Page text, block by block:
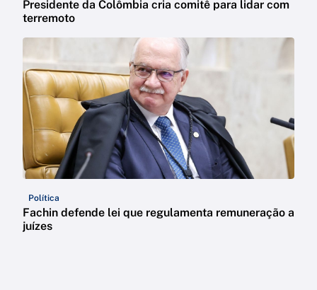
Presidente da Colômbia cria comitê para lidar com
terremoto
Política
Fachin defende lei que regulamenta remuneração a
juízes